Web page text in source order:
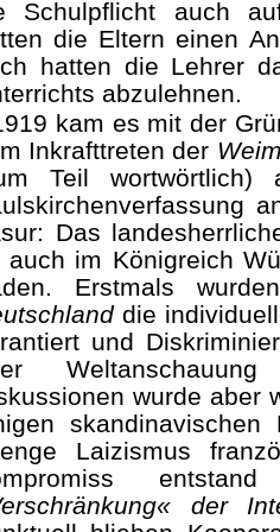
Schulpflicht auch
die Eltern einen
hatten die Lehrer
abzulehnen.
kam es mit der
Inkrafttreten der
Teil
Das
auch im Königreich
Erst­mals
die
und
wurde aber
Laizismus
der